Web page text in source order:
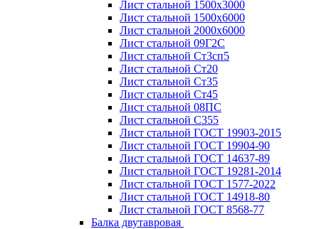
Лист стальной 1500х3000
Лист стальной 1500х6000
Лист стальной 2000х6000
Лист стальной 09Г2С
Лист стальной Ст3сп5
Лист стальной Ст20
Лист стальной Ст35
Лист стальной Ст45
Лист стальной 08ПС
Лист стальной С355
Лист стальной ГОСТ 19903-2015
Лист стальной ГОСТ 19904-90
Лист стальной ГОСТ 14637-89
Лист стальной ГОСТ 19281-2014
Лист стальной ГОСТ 1577-2022
Лист стальной ГОСТ 14918-80
Лист стальной ГОСТ 8568-77
Балка двутавровая